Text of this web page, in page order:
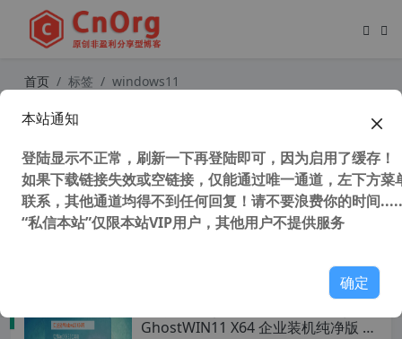
首页 标签 windows11
12-13代CPU不支持win10怎么办？让
2-13代CPU
GhostWIN11 X64 企业装机纯净版 V
本站通知
登陆显示不正常，刷新一下再登陆即可，因为启用了缓存！
如果下载链接失效或空链接，仅能通过唯一通道，左下方菜
联系，其他通道均得不到任何回复！请不要浪费你的时间
“私信本站”仅限本站VIP用户，其他用户不提供服务
确定